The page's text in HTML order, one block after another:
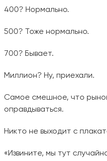
400? Нормально.
500? Тоже нормально.
700? Бывает.
Миллион? Ну, приехали.
Самое смешное, что
оправдываться.
Никто не выходит с
«Извините, мы тут